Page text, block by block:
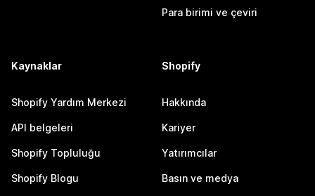
Para birimi ve çeviri
Kaynaklar
Shopify Yardım Merkezi
API belgeleri
Shopify Topluluğu
Shopify Blogu
Shopify
Hakkında
Kariyer
Yatırımcılar
Basın ve medya